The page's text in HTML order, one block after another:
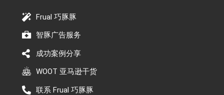
Frual 巧豚豚
智豚广告服务
成功案例分享
WOOT 亚马逊干货
联系 Frual 巧豚豚